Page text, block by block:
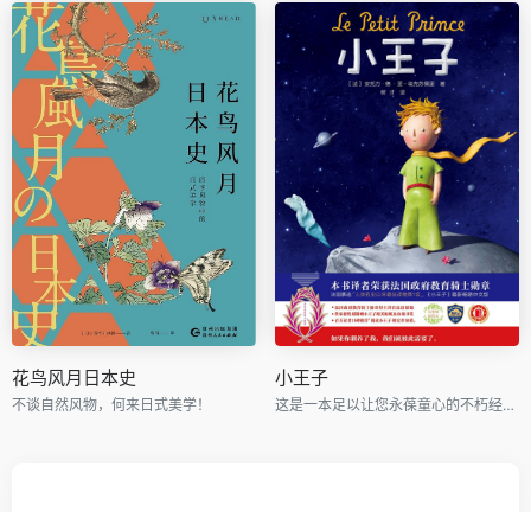
花鸟风月日本史
不谈自然风物，何来日式美学！
小王子
这是一本足以让您永葆童心的不朽经典，被全球亿万读者誉为人生必读书。